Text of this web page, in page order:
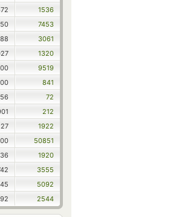
1536
7453
3061
1320
9519
841
72
212
1922
50851
1920
3555
5092
2544